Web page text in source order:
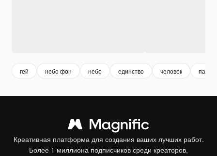
гей небо фон небо единство человек пара
Креативная платформа для создания ваших лучших работ.
Более 1 миллиона подписчиков среди креаторов,